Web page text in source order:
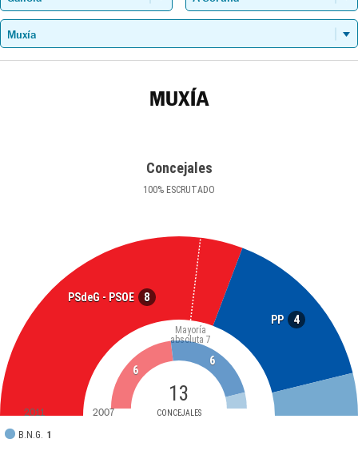
MUXÍA
Concejales
100% ESCRUTADO
PSdeG - PSOE 8
PP 4
13
CONCEJALES
Mayoría
absoluta 7
B.N.G. 1
6
6
2011 2007